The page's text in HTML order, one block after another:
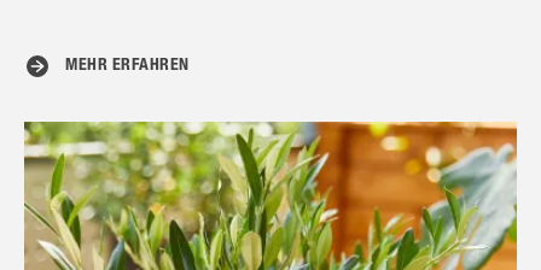
MEHR ERFAHREN